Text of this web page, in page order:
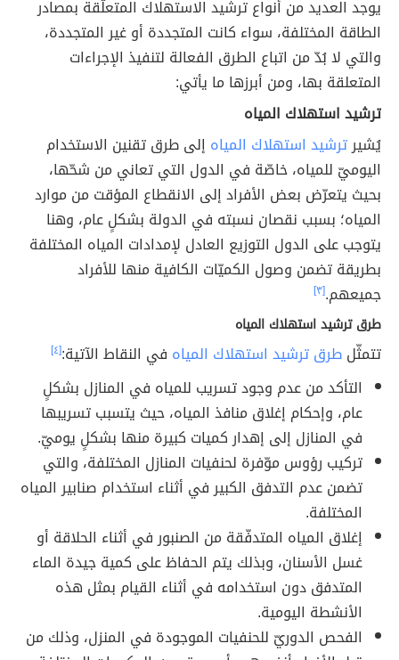
يوجد العديد من أنواع ترشيد الاستهلاك المتعلّقة بمصادر
الطاقة المختلفة، سواء كانت المتجددة أو غير المتجددة،
والتي لا بُدّ من اتباع الطرق الفعالة لتنفيذ الإجراءات
المتعلقة بها، ومن أبرزها ما يأتي:
ترشيد استهلاك المياه
يُشيرترشيد استهلاك المياه إلى طرق تقنين الاستخدام
اليوميّ للمياه، خاصّة في الدول التي تعاني من شحّها،
بحيث يتعرّض بعض الأفراد إلى الانقطاع المؤقت من موارد
المياه؛ بسبب نقصان نسبته في الدولة بشكلٍ عام، وهنا
يتوجب على الدول التوزيع العادل لإمدادات المياه المختلفة
بطريقة تضمن وصول الكميّات الكافية منها للأفراد
جميعهم.[٣]
طرق ترشيد استهلاك المياه
تتمثّلطرق ترشيد استهلاك المياه في النقاط الآتية:[٤]
التأكد من عدم وجود تسريب للمياه في المنازل بشكلٍ
عام، وإحكام إغلاق منافذ المياه، حيث يتسبب تسريبها
في المنازل إلى إهدار كميات كبيرة منها بشكلٍ يوميّ.
تركيب رؤوس موّفرة لحنفيات المنازل المختلفة، والتي
تضمن عدم التدفق الكبير في أثناء استخدام صنابير المياه
المختلفة.
إغلاق المياه المتدفّقة من الصنبور في أثناء الحلاقة أو
غسل الأسنان، وبذلك يتم الحفاظ على كمية جيدة الماء
المتدفق دون استخدامه في أثناء القيام بمثل هذه
الأنشطة اليومية.
الفحص الدوريّ للحنفيات الموجودة في المنزل، وذلك من